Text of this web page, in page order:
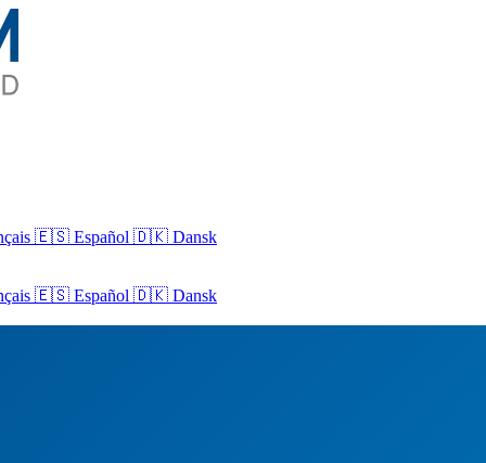
🇪🇸 Español 🇩🇰 Dansk
🇪🇸 Español 🇩🇰 Dansk